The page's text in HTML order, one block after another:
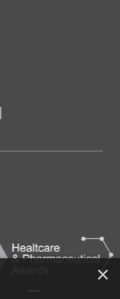
×